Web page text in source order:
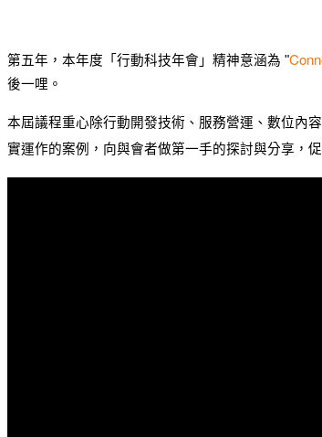
第五年，本年度「行動科技年會」精神意涵為 "
後一哩。
本屆議程重心除行動開發技術、服務營運、數位內
實運作的案例，向與會者做第一手的探討與分享，